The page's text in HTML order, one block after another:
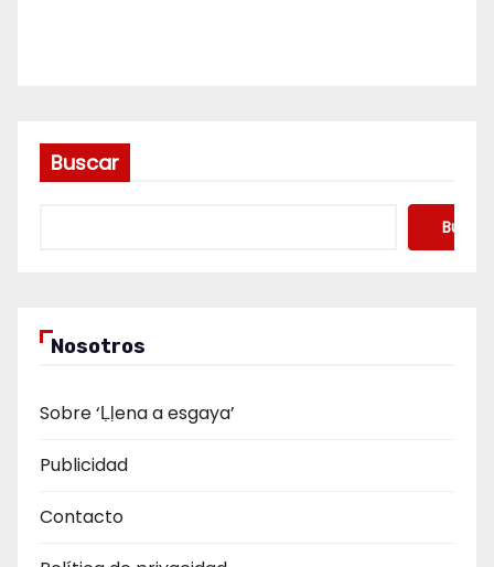
Buscar
Buscar
Nosotros
Sobre ‘Ḷḷena a esgaya’
Publicidad
Contacto